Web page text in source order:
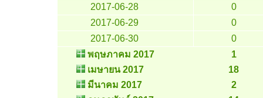
2017-06-28
0
2017-06-29
0
2017-06-30
0
พฤษภาคม 2017
1
เมษายน 2017
18
มีนาคม 2017
2